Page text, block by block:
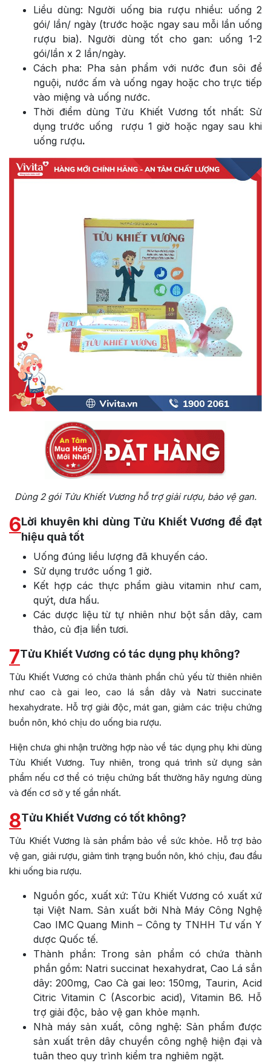
Liều dùng: Người uống bia rượu nhiều: uống 2
gói/ lần/ ngày (trước hoặc ngay sau mỗi lần uống
rượu bia). Người dùng tốt cho gan: uống 1-2
gói/lần x 2 lần/ngày.
Cách pha: Pha sản phẩm với nước đun sôi để
nguội, nước ấm và uống ngay hoặc cho trực tiếp
vào miệng và uống nước.
Thời điểm dùng Tửu Khiết Vương tốt nhất: Sử
dụng trước uống rượu 1 giờ hoặc ngay sau khi
uống rượu.
Dùng 2 gói Tửu Khiết Vương hỗ trợ giải rượu, bảo vệ gan.
6Lời khuyên khi dùng Tửu Khiết Vương để đạt
hiệu quả tốt
Uống đúng liều lượng đã khuyến cáo.
Sử dụng trước uống 1 giờ.
Kết hợp các thực phẩm giàu vitamin như cam,
quýt, dưa hấu.
Các dược liệu từ tự nhiên như bột sắn dây, cam
thảo, củ địa liền tươi.
7Tửu Khiết Vương có tác dụng phụ không?
Tửu Khiết Vương có chứa thành phần chủ yếu từ thiên nhiên
như cao cà gai leo, cao lá sắn dây và Natri succinate
hexahydrate. Hỗ trợ giải độc, mát gan, giảm các triệu chứng
buồn nôn, khó chịu do uống bia rượu.
Hiện chưa ghi nhận trường hợp nào về tác dụng phụ khi dùng
Tửu Khiết Vương. Tuy nhiên, trong quá trình sử dụng sản
phẩm nếu cơ thể có triệu chứng bất thường hãy ngưng dùng
và đến cơ sở y tế gần nhất.
8Tửu Khiết Vương có tốt không?
Tửu Khiết Vương là sản phẩm bảo về sức khỏe. Hỗ trợ bảo
vệ gan, giải rượu, giảm tình trạng buồn nôn, khó chịu, đau đầu
khi uống bia rượu.
Nguồn gốc, xuất xứ: Tửu Khiết Vương có xuất xứ
tại Việt Nam. Sản xuất bởi Nhà Máy Công Nghệ
Cao IMC Quang Minh – Công ty TNHH Tư vấn Y
dược Quốc tế.
Thành phần: Trong sản phẩm có chứa thành
phần gồm: Natri succinat hexahydrat, Cao Lá sắn
dây: 200mg, Cao Cà gai leo: 150mg, Taurin, Acid
Citric Vitamin C (Ascorbic acid), Vitamin B6. Hỗ
trợ giải độc, bảo vệ gan khỏe mạnh.
Nhà máy sản xuất, công nghệ: Sản phẩm được
sản xuất trên dây chuyền công nghệ hiện đại và
tuân theo quy trình kiểm tra nghiêm ngặt.